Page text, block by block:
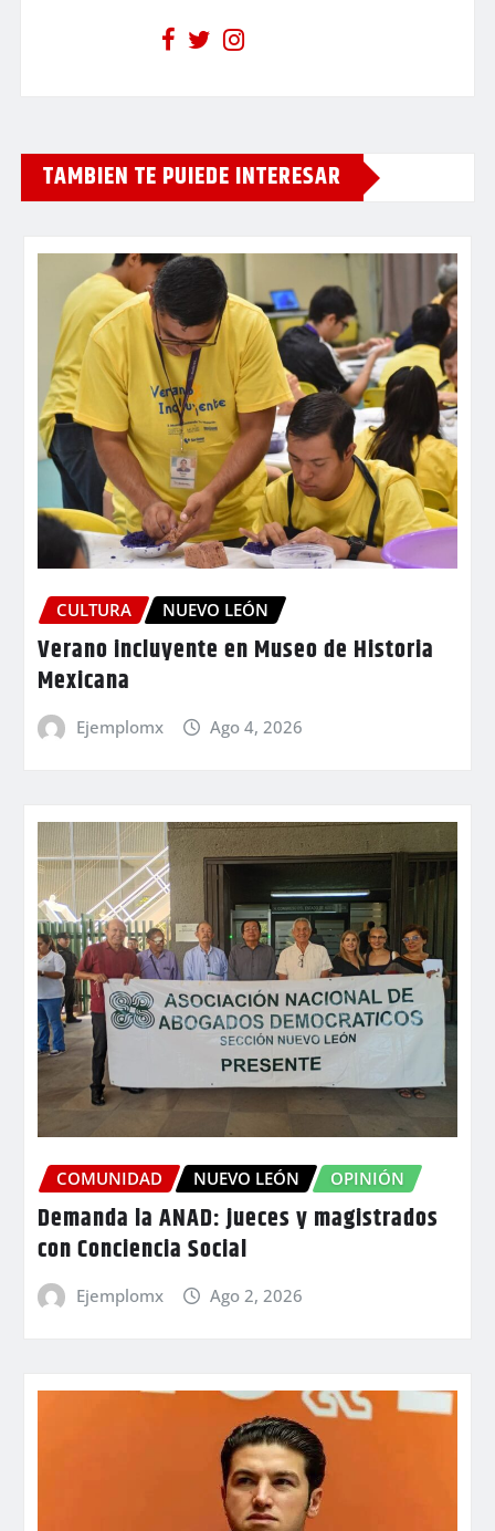
TAMBIEN TE PUIEDE INTERESAR
CULTURA NUEVO LEÓN
Verano incluyente en Museo de Historia
Mexicana
Ejemplomx Ago 4, 2026
COMUNIDAD NUEVO LEÓN OPINIÓN
Demanda la ANAD: jueces y magistrados
con Conciencia Social
Ejemplomx Ago 2, 2026